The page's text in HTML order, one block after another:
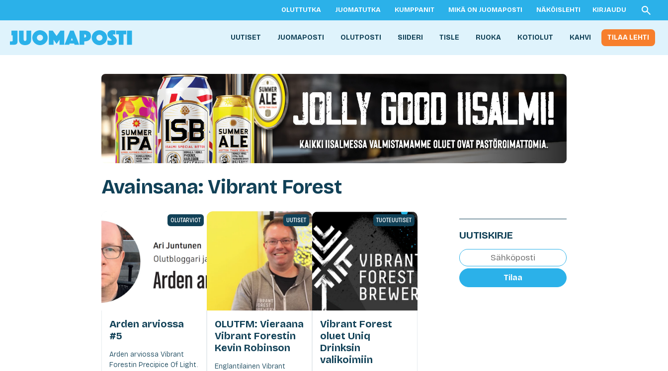
OLUTTUTKA JUOMATUTKA KUMPPANIT MIKÄ ON JUOMAPOSTI NÄKÖISLEHTI KIRJAUDU
UUTISET JUOMAPOSTI OLUTPOSTI SIIDERI TISLE RUOKA KOTIOLUT KAHVI TILAA LEHTI
Avainsana: Vibrant Forest
OLUTARVIOT
Arden arviossa
#5
Arden arviossa Vibrant
Forestin Precipice Of Light.
UUTISET
OLUTFM: Vieraana
Vibrant Forestin
Kevin Robinson
Englantilainen Vibrant
TUOTEUUTISET
Vibrant Forest
oluet Uniq
Drinksin
valikoimiin
UUTISKIRJE
Tilaa